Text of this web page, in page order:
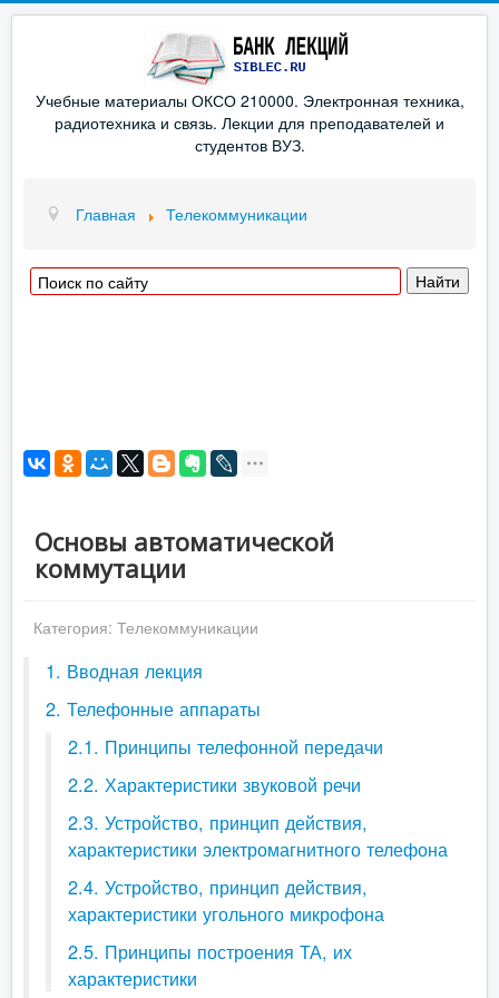
Учебные материалы ОКСО 210000. Электронная техника,
радиотехника и связь. Лекции для преподавателей и
студентов ВУЗ.
Главная Телекоммуникации
Основы автоматической
коммутации
Категория: Телекоммуникации
1. Вводная лекция
2. Телефонные аппараты
2.1. Принципы телефонной передачи
2.2. Характеристики звуковой речи
2.3. Устройство, принцип действия,
характеристики электромагнитного телефона
2.4. Устройство, принцип действия,
характеристики угольного микрофона
2.5. Принципы построения ТА, их
характеристики